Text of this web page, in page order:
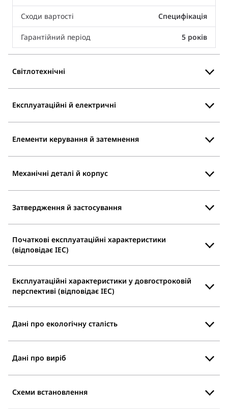
Сходи вартості Специфікація
Гарантійний період 5 років
Світлотехнічні
Експлуатаційні й електричні
Елементи керування й затемнення
Механічні деталі й корпус
Затвердження й застосування
Початкові експлуатаційні характеристики
(відповідає IEC)
Експлуатаційні характеристики у довгостроковій
перспективі (відповідає IEC)
Дані про екологічну сталість
Дані про виріб
Схеми встановлення